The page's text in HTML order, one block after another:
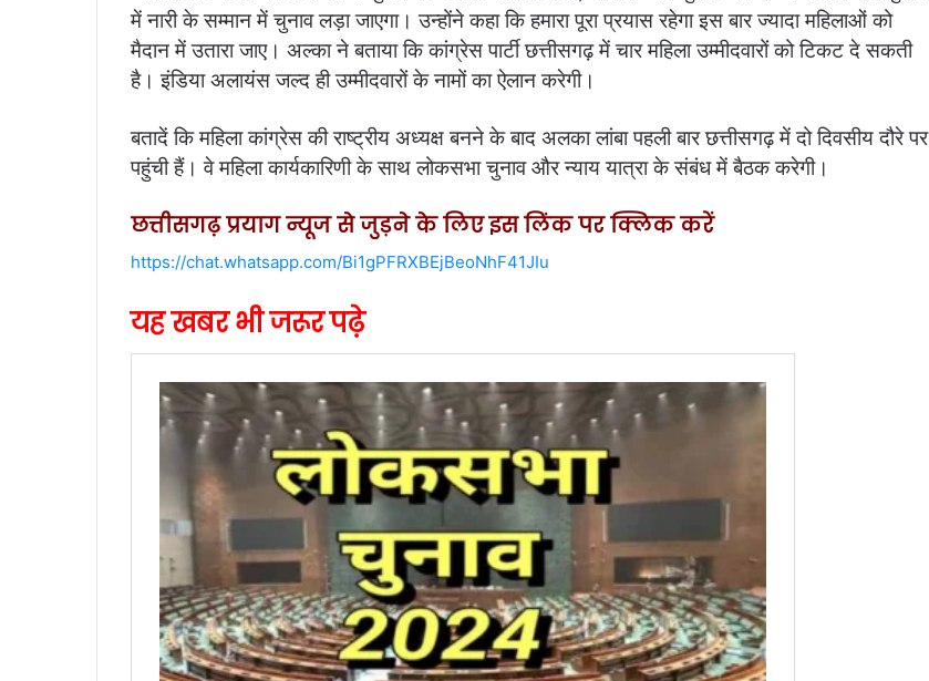
में नारी के सम्मान में चुनाव लड़ा जाएगा। उन्होंने कहा कि हमारा पूरा प्रयास रहेगा इस बार ज्यादा महिलाओं को
मैदान में उतारा जाए। अल्का ने बताया कि कांग्रेस पार्टी छत्तीसगढ़ में चार महिला उम्मीदवारों को टिकट दे सकती
है। इंडिया अलायंस जल्द ही उम्मीदवारों के नामों का ऐलान करेगी।
बतादें कि महिला कांग्रेस की राष्ट्रीय अध्यक्ष बनने के बाद अलका लांबा पहली बार छत्तीसगढ़ में दो दिवसीय दौरे पर
पहुंची हैं। वे महिला कार्यकारिणी के साथ लोकसभा चुनाव और न्याय यात्रा के संबंध में बैठक करेगी।
छत्तीसगढ़ प्रयाग न्यूज से जुड़ने के लिए इस लिंक पर क्लिक करें
https://chat.whatsapp.com/Bi1gPFRXBEjBeoNhF41JIu
यह खबर भी जरूर पढ़े